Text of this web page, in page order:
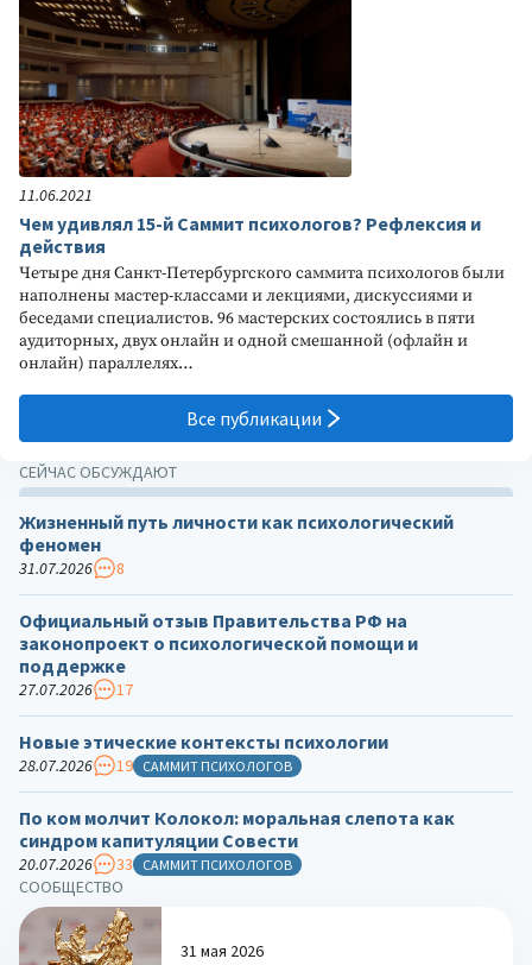
11.06.2021
Чем удивлял 15-й Саммит психологов? Рефлексия и
действия
Четыре дня Санкт-Петербургского саммита психологов были
наполнены мастер-классами и лекциями, дискуссиями и
беседами специалистов. 96 мастерских состоялись в пяти
аудиторных, двух онлайн и одной смешанной (офлайн и
онлайн) параллелях…
Все публикации
СООБЩЕСТВО
31 мая 2026
СЕЙЧАС ОБСУЖДАЮТ
Жизненный путь личности как психологический
феномен
31.07.2026 8
Официальный отзыв Правительства РФ на
законопроект о психологической помощи и
поддержке
27.07.2026 17
Новые этические контексты психологии
28.07.2026 19 САММИТ ПСИХОЛОГОВ
По ком молчит Колокол: моральная слепота как
синдром капитуляции Совести
20.07.2026 33 САММИТ ПСИХОЛОГОВ